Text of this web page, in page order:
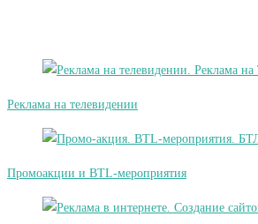
Реклама на телевидении
Промоакции и BTL-мероприятия